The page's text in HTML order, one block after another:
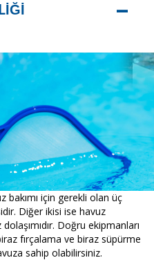
–
bakımı için gerekli olan üç
Diğer ikisi ise havuz
Doğru ekipmanları
fırçalama ve biraz süpürme
sahip olabilirsiniz.